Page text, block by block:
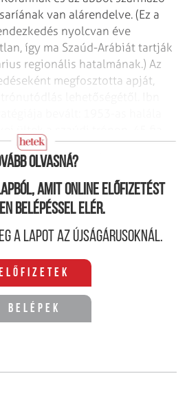
van alárendelve. (Ez a
nyolcvan éve
így ma Szaúd-Arábiát tartják
regionális hatalmának.) Az
megfosztotta apját,
biztosította a királyi utánpótlást.
olvasná?
amit online előfizetést
belépéssel elér.
a lapot az újságárusoknál.
Belépek